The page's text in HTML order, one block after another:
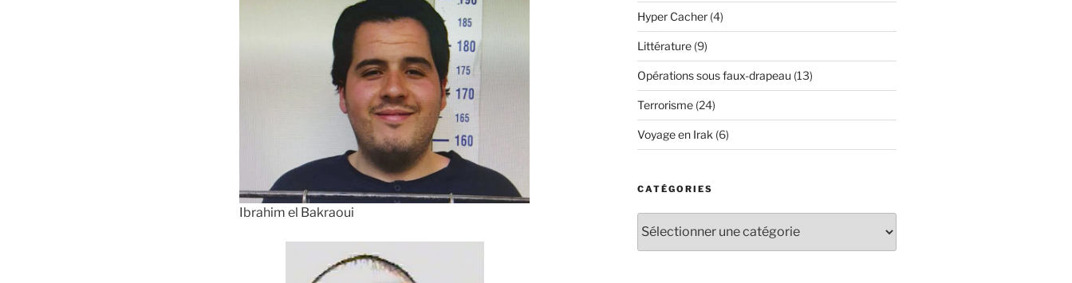
Ibrahim el Bakraoui
Hyper Cacher(4)
Littérature(9)
Opérations sous faux-drapeau (13)
Terrorisme(24)
Voyage en Irak (6)
CATÉGORIES